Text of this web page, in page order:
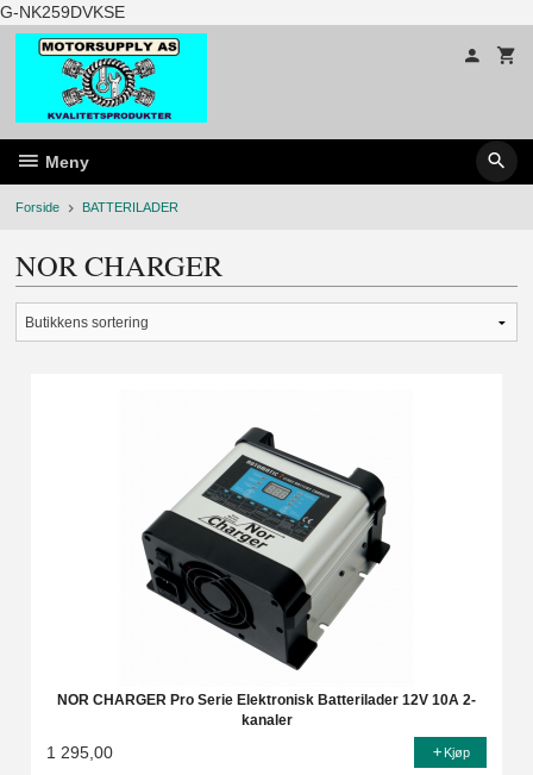
G-NK259DVKSEGå
til
innholdet
Meny
Forside BATTERILADER
NOR CHARGER
NOR CHARGER Pro Serie Elektronisk Batterilader 12V 10A 2-
kanaler
1 295,00 Kjøp